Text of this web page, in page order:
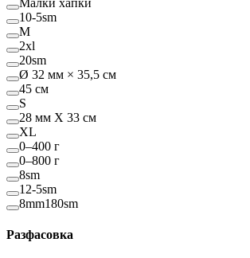
10-5sm
M
2xl
20sm
Ø 32 мм × 35,5 см
45 см
S
28 мм Х 33 см
XL
0–400 г
0–800 г
8sm
12-5sm
8mm180sm
Разфасовка